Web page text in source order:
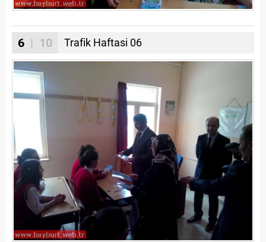
6 | 10 Trafik Haftasi 06